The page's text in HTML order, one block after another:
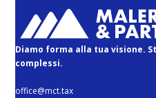
Diamo forma alla tua visione.
complessi.
office@mct.tax